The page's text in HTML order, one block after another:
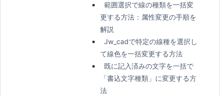
範囲選択で線の種類を一括変
更する方法：属性変更の手順を
解説
Jw_cadで特定の線種を選択し
て線色を一括変更する方法
既に記入済みの文字を一括で
「書込文字種類」に変更する方
法